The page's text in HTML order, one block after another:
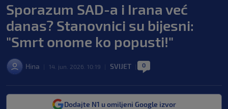
Sporazum SAD-a i Irana već
danas? Stanovnici su bijesni:
"Smrt onome ko popusti!"
Hina 14. jun. 2026. 10:19 SVIJET 0
Dodajte N1 u omiljeni Google izvor